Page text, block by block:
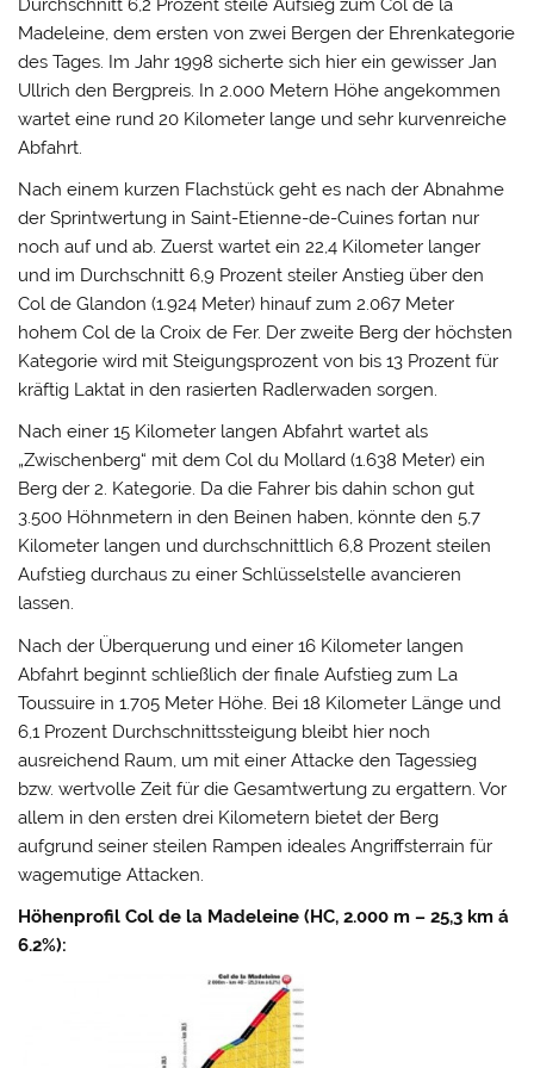
Durchschnitt 6,2 Prozent steile Aufsieg zum Col de la
Madeleine, dem ersten von zwei Bergen der Ehrenkategorie
des Tages. Im Jahr 1998 sicherte sich hier ein gewisser Jan
Ullrich den Bergpreis. In 2.000 Metern Höhe angekommen
wartet eine rund 20 Kilometer lange und sehr kurvenreiche
Abfahrt.
Nach einem kurzen Flachstück geht es nach der Abnahme
der Sprintwertung in Saint-Etienne-de-Cuines fortan nur
noch auf und ab. Zuerst wartet ein 22,4 Kilometer langer
und im Durchschnitt 6,9 Prozent steiler Anstieg über den
Col de Glandon (1.924 Meter) hinauf zum 2.067 Meter
hohem Col de la Croix de Fer. Der zweite Berg der höchsten
Kategorie wird mit Steigungsprozent von bis 13 Prozent für
kräftig Laktat in den rasierten Radlerwaden sorgen.
Nach einer 15 Kilometer langen Abfahrt wartet als
„Zwischenberg“ mit dem Col du Mollard (1.638 Meter) ein
Berg der 2. Kategorie. Da die Fahrer bis dahin schon gut
3.500 Höhnmetern in den Beinen haben, könnte den 5,7
Kilometer langen und durchschnittlich 6,8 Prozent steilen
Aufstieg durchaus zu einer Schlüsselstelle avancieren
lassen.
Nach der Überquerung und einer 16 Kilometer langen
Abfahrt beginnt schließlich der finale Aufstieg zum La
Toussuire in 1.705 Meter Höhe. Bei 18 Kilometer Länge und
6,1 Prozent Durchschnittssteigung bleibt hier noch
ausreichend Raum, um mit einer Attacke den Tagessieg
bzw. wertvolle Zeit für die Gesamtwertung zu ergattern. Vor
allem in den ersten drei Kilometern bietet der Berg
aufgrund seiner steilen Rampen ideales Angriffsterrain für
wagemutige Attacken.
Höhenprofil Col de la Madeleine (HC, 2.000 m – 25,3 km á
6.2%):